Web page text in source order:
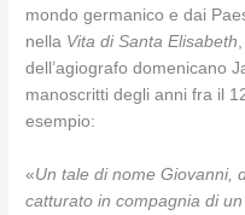
mondo germanico e dai
nella Vita di Santa Elisabeth
dell’agiografo domenicano
manoscritti degli anni fra il
esempio:
«Un tale di nome Giovanni,
catturato in compagnia di